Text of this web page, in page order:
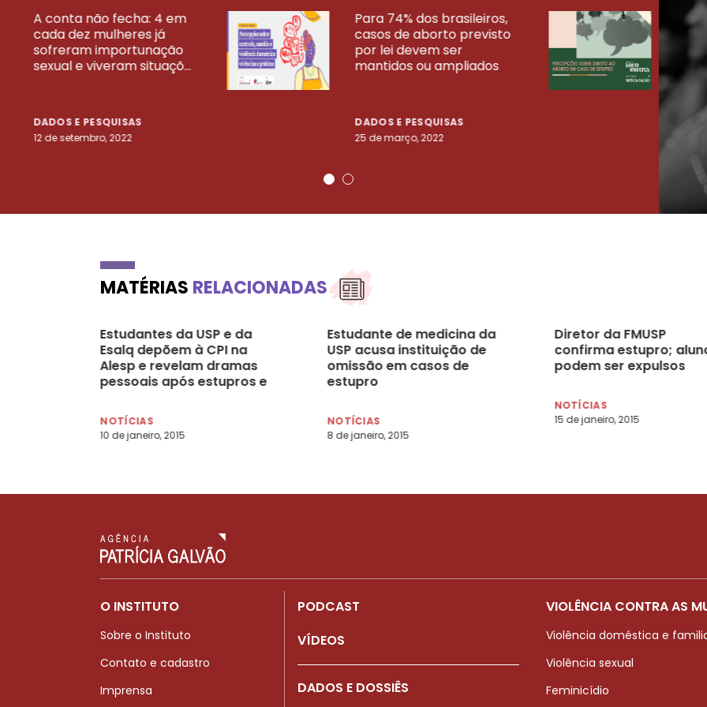
A conta não fecha: 4 em
cada dez mulheres já
sofreram importunação
sexual e viveram situaçõ...
DADOS E PESQUISAS
12 de setembro, 2022
Para 74% dos brasileiros,
casos de aborto previsto
por lei devem ser
mantidos ou ampliados
DADOS E PESQUISAS
25 de março, 2022
23
VEJA MAIS PESQUISAS
MATÉRIAS RELACIONADAS
Estudantes da USP e da
Esalq depõem à CPI na
Alesp e revelam dramas
pessoais após estupros e
agressores
NOTÍCIAS
10 de janeiro, 2015
Estudante de medicina da
USP acusa instituição de
omissão em casos de
estupro
NOTÍCIAS
8 de janeiro, 2015
Diretor da FMUSP
confirma estupro;
podem ser expulsos
NOTÍCIAS
15 de janeiro, 2015
O INSTITUTO
Sobre o Instituto
Contato e cadastro
Imprensa
PODCAST
VÍDEOS
DADOS E DOSSIÊS
VIOLÊNCIA CONTRA AS
Violência doméstica e
Violência sexual
Feminicídio